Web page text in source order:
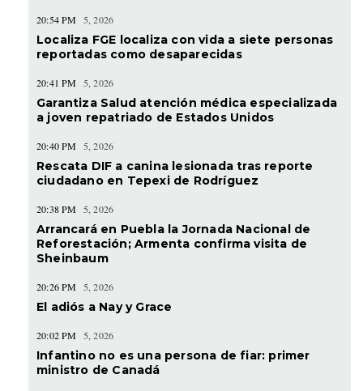
20:54 PM 5, 2026
Localiza FGE localiza con vida a siete personas
reportadas como desaparecidas
20:41 PM 5, 2026
Garantiza Salud atención médica especializada
a joven repatriado de Estados Unidos
20:40 PM 5, 2026
Rescata DIF a canina lesionada tras reporte
ciudadano en Tepexi de Rodríguez
20:38 PM 5, 2026
Arrancará en Puebla la Jornada Nacional de
Reforestación; Armenta confirma visita de
Sheinbaum
20:26 PM 5, 2026
El adiós a Nay y Grace
20:02 PM 5, 2026
Infantino no es una persona de fiar: primer
ministro de Canadá